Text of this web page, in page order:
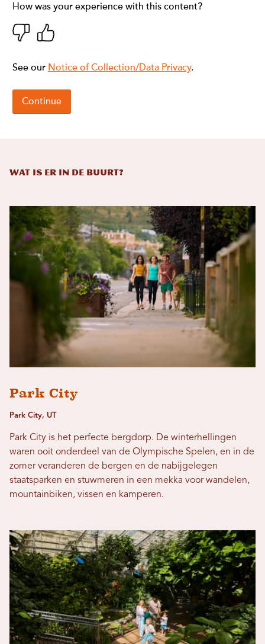
Wat is er in de buurt?
Park City
Park City, UT
Park City is het perfecte bergdorp. De winterhellingen
waren ooit onderdeel van de Olympische Spelen, en in de
zomer veranderen de bergen en de nabijgelegen
staatsparken en stuwmeren in een mekka voor wandelen,
mountainbiken, vissen en kamperen.